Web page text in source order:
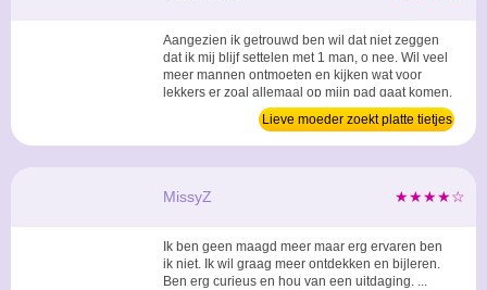
Aangezien ik getrouwd ben wil dat niet zeggen
dat ik mij blijf settelen met 1 man, o nee. Wil veel
meer mannen ontmoeten en kijken wat voor
lekkers er zoal allemaal op mijn pad gaat komen.
Wie weet hoe spannend het allemaal zal worden.
Lieve moeder zoekt platte tietjes
★★★★☆
MissyZ
Ik ben geen maagd meer maar erg ervaren ben
ik niet. Ik wil graag meer ontdekken en bijleren.
Ben erg curieus en hou van een uitdaging. ...